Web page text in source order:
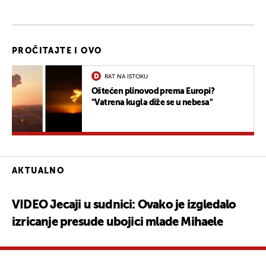
PROČITAJTE I OVO
RAT NA ISTOKU
Oštećen plinovod prema Europi?
"Vatrena kugla diže se u nebesa"
AKTUALNO
VIDEO Jecaji u sudnici: Ovako je izgledalo
izricanje presude ubojici mlade Mihaele